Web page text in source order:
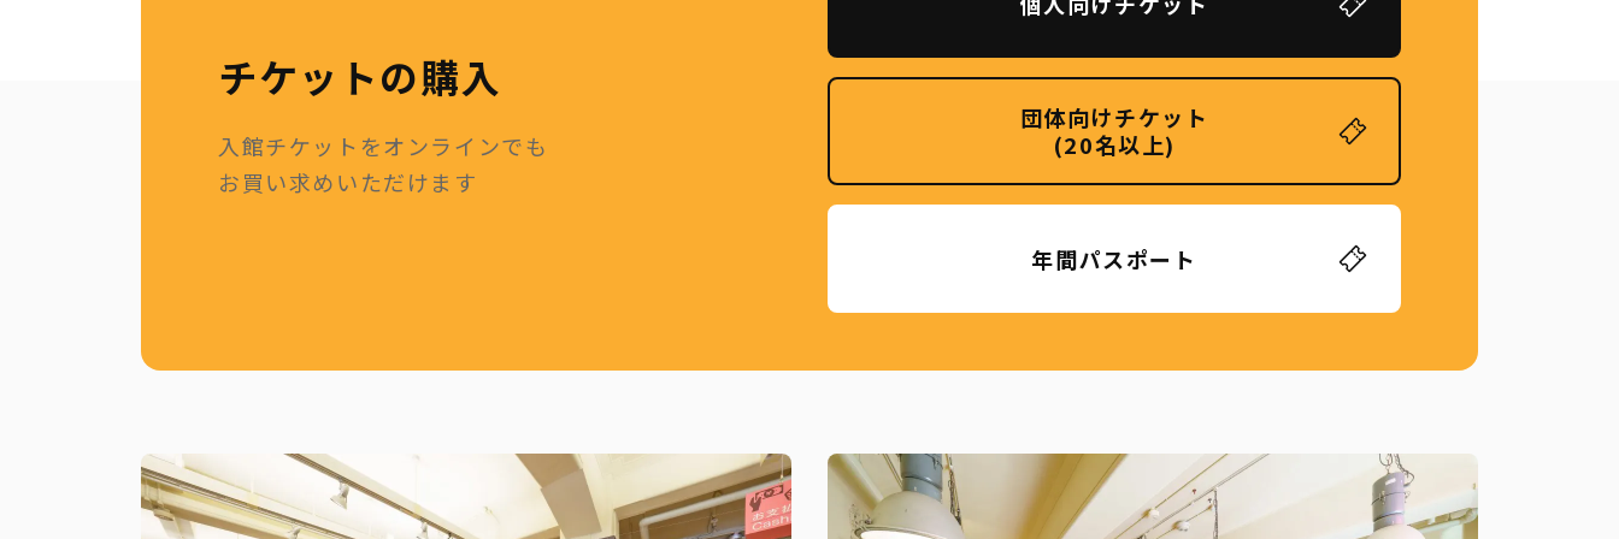
チケットの購入
入館チケットをオンラインでも
お買い求めいただけます
団体向けチケット
(20名以上)
年間パスポート